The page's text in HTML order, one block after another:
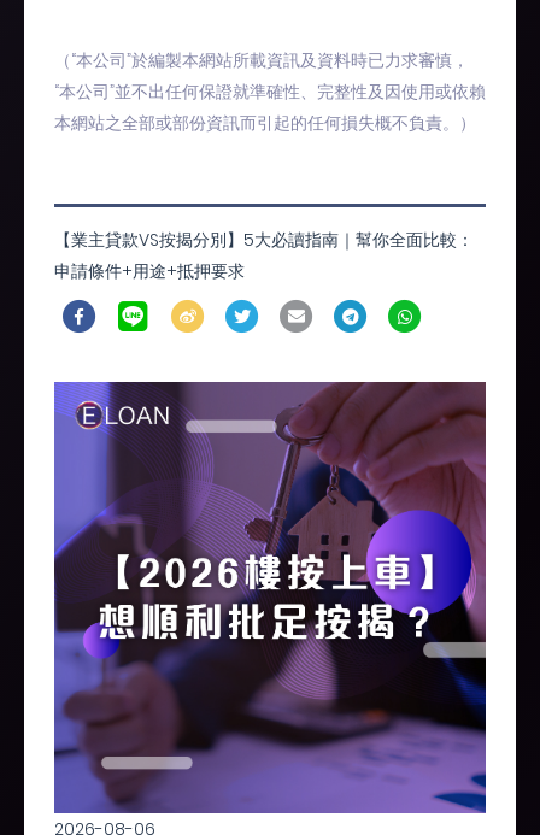
（“本公司”於編製本網站所載資訊及資料時已力求審慎，
“本公司”並不出任何保證就準確性、完整性及因使用或依賴
本網站之全部或部份資訊而引起的任何損失概不負責。）
【業主貸款VS按揭分別】5大必讀指南｜幫你全面比較：
申請條件+用途+抵押要求
2026-08-06